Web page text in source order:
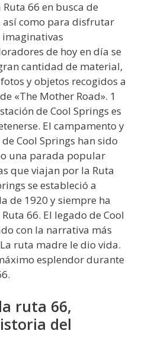
66 en busca de
así como para disfrutar
imaginativas
de hoy en día se
cantidad de material,
y objetos recogidos a
«The Mother Road». 1
de Cool Springs es
El campamento y
Cool Springs han sido
una parada popular
que viajan por la Ruta
se estableció a
de 1920 y siempre ha
66. El legado de Cool
con la narrativa más
ruta madre le dio vida.
esplendor durante
ruta 66,
del